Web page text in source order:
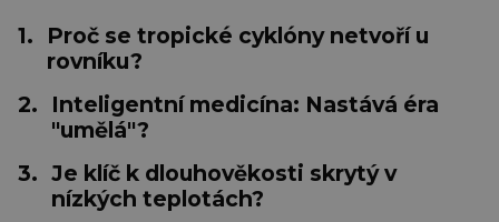
1.
Proč se tropické cyklóny netvoří u
rovníku?
2.
Inteligentní medicína: Nastává éra
"umělá"?
3. Je klíč k dlouhověkosti skrytý v
nízkých teplotách?